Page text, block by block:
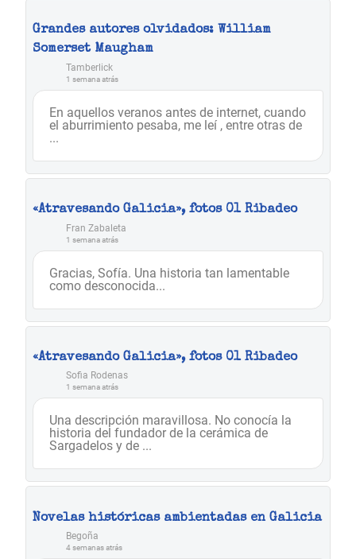
Grandes autores olvidados: William
Somerset Maugham
Tamberlick
1 semana atrás
En aquellos veranos antes de internet, cuando
el aburrimiento pesaba, me leí , entre otras de
...
«Atravesando Galicia», fotos 01 Ribadeo
Fran Zabaleta
1 semana atrás
Gracias, Sofía. Una historia tan lamentable
como desconocida...
«Atravesando Galicia», fotos 01 Ribadeo
Sofia Rodenas
1 semana atrás
Una descripción maravillosa. No conocía la
historia del fundador de la cerámica de
Sargadelos y de ...
Novelas históricas ambientadas en Galicia
Begoña
4 semanas atrás